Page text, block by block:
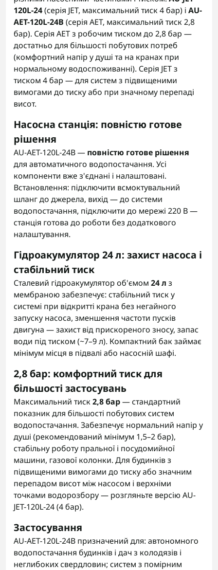
120L-24(серія JET, максимальний тиск 4 бар) і AU-
AET-120L-24B (серія AET, максимальний тиск 2,8
бар). Серія AET з робочим тиском до 2,8 бар —
достатньо для більшості побутових потреб
(комфортний напір у душі та на кранах при
нормальному водоспоживанні). Серія JET з
тиском 4 бар — для систем з підвищеними
вимогами до тиску або при значному перепаді
висот.
Насосна станція: повністю готове
рішення
AU-AET-120L-24B — повністю готове рішення
для автоматичного водопостачання. Усі
компоненти вже з'єднані і налаштовані.
Встановлення: підключити всмоктувальний
шланг до джерела, вихід — до системи
водопостачання, підключити до мережі 220 В —
станція готова до роботи без додаткового
налаштування.
Гідроакумулятор 24 л: захист насоса і
стабільний тиск
Сталевий гідроакумулятор об'ємом 24 л з
мембраною забезпечує: стабільний тиск у
системі при відкритті крана без негайного
запуску насоса, зменшення частоти пусків
двигуна — захист від прискореного зносу, запас
води під тиском (~7–9 л). Компактний бак займає
мінімум місця в підвалі або насосній шафі.
2,8 бар: комфортний тиск для
більшості застосувань
Максимальний тиск2,8 бар— стандартний
показник для більшості побутових систем
водопостачання. Забезпечує нормальний напір у
душі (рекомендований мінімум 1,5–2 бар),
стабільну роботу пральної і посудомийної
машини, газової колонки. Для будинків з
підвищеними вимогами до тиску або значним
перепадом висот між насосом і верхніми
точками водорозбору — розгляньте версію AU-
JET-120L-24 (4 бар).
Застосування
AU-AET-120L-24B призначений для: автономного
водопостачання будинків і дач з колодязів і
неглибоких свердловин; систем з помірним